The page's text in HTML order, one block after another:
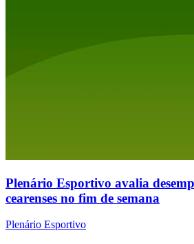
Plenário Esportivo avalia
cearenses no fim de semana
Plenário Esportivo